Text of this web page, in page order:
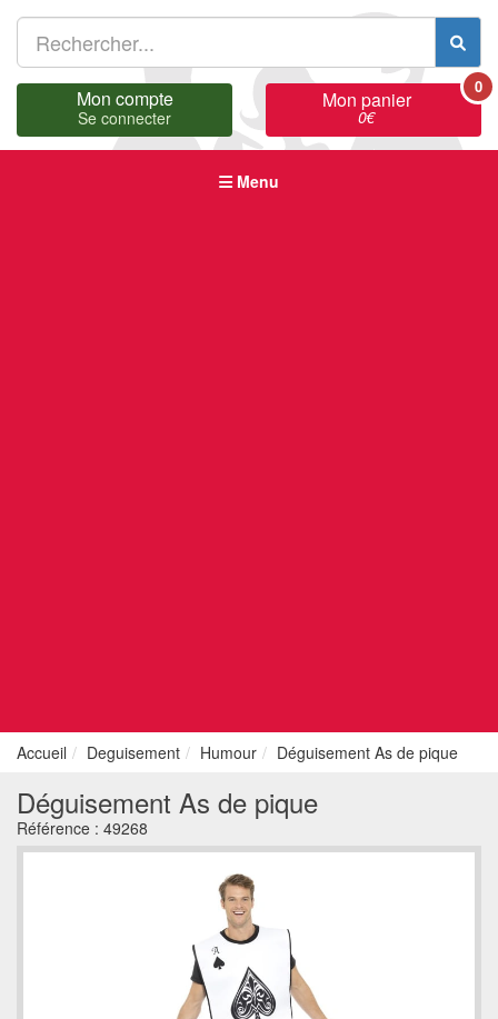
Mon compte
Se connecter
Mon panier
0€
0
Menu
Accueil Deguisement Humour Déguisement As de pique
Déguisement As de pique
Référence : 49268